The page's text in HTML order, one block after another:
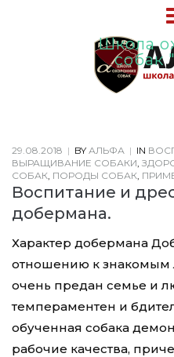
Школа
собак
29.08.2018 | BY АЛЬФА | IN
ВЫРАЩИВАНИЕ СОБАКИ,
СОБАК, ПОРОДЫ СОБАК,
Воспитание и
добермана.
Характер добермана
отношению к
очень предан семье и
темпераментен и
обученная собака
рабочие качества,